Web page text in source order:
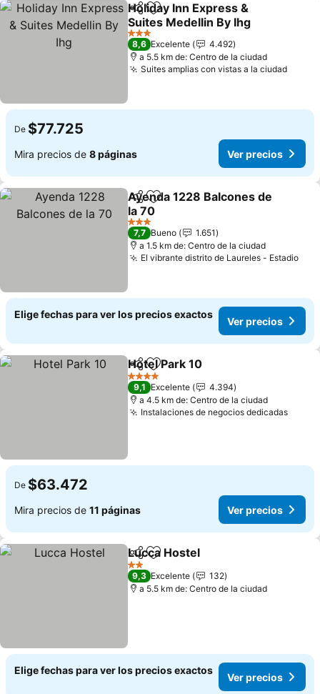
CompartirAgregar a favoritos
Holiday Inn Express &
Suites Medellin By Ihg
Ver precios
3 Estrellas
8,6 Excelente
4.492
a 5.5 km de: Centro de la ciudad
Suites amplias con vistas a la ciudadVer
De $77.725
Mira precios de 8 páginas Ver precios
CompartirAgregar a favoritos
Ayenda 1228 Balcones de
la 70
Ver precios
3 Estrellas
7,7 Bueno
1.651
a 1.5 km de: Centro de la ciudad
El vibrante distrito de Laureles - EstadioVer
Elige fechas para ver los precios exactos
Ver precios
CompartirAgregar a favoritos
Hotel Park 10
4 Estrellas
9,1 Excelente
4.394
a 4.5 km de: Centro de la ciudad
Instalaciones de negocios dedicadasVer
De $63.472
Mira precios de 11 páginas Ver precios
CompartirAgregar a favoritos
Lucca Hostel
2 Estrellas
9,3 Excelente
132
a 5.5 km de: Centro de la ciudad
Elige fechas para ver los precios exactos
Ver precios